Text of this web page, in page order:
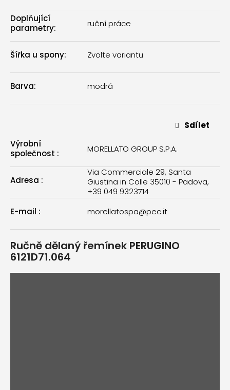
Doplňující
parametry: ruční práce
Šířka u spony: Zvolte variantu
Barva: modrá
Sdílet
Výrobní
společnost : MORELLATO GROUP S.P.A.
Adresa :
Via Commerciale 29, Santa
Giustina in Colle 35010 - Padova,
+39 049 9323714
E-mail : morellatospa@pec.it
Ručně dělaný řemínek PERUGINO
6121D71.064